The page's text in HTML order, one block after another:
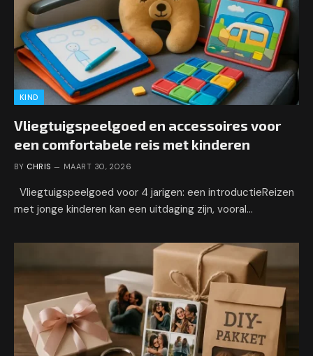
KIND
Vliegtuigspeelgoed en accessoires voor
een comfortabele reis met kinderen
BY CHRIS MAART 30, 2026
Vliegtuigspeelgoed voor 4 jarigen: een introductieReizen
met jonge kinderen kan een uitdaging zijn, vooral…